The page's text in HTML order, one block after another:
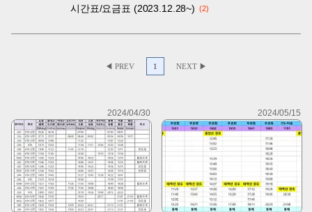
시간표/요금표 (2023.12.28~)
2
◀ PREV 1 NEXT ▶
2024/04/30 2024/05/15